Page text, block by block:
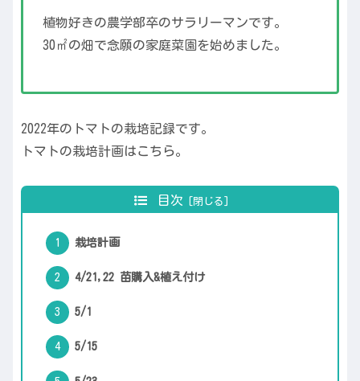
植物好きの農学部卒のサラリーマンです。
30㎡の畑で念願の家庭菜園を始めました。
2022年のトマトの栽培記録です。
トマトの栽培計画はこちら。
目次
栽培計画
4/21,22 苗購入&植え付け
5/1
5/15